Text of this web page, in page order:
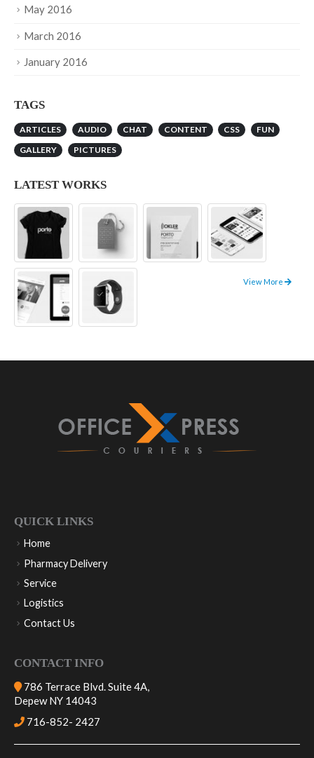
May 2016
March 2016
January 2016
TAGS
ARTICLES AUDIO CHAT CONTENT CSS
FUN
GALLERY
PICTURES
LATEST WORKS
View More
QUICK LINKS
Home
Pharmacy Delivery
Service
Logistics
Contact Us
CONTACT INFO
786 Terrace Blvd. Suite 4A,
Depew NY 14043
716-852- 2427